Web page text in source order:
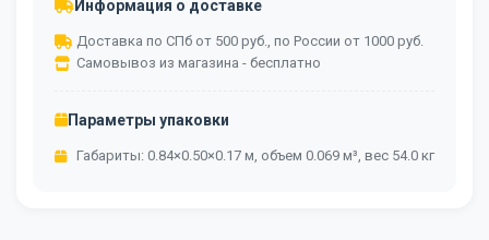
Информация о доставке
Доставка по СПб от 500 руб., по России от 1000 руб.
Самовывоз из магазина - бесплатно
Параметры упаковки
Габариты: 0.84×0.50×0.17 м, объем 0.069 м³, вес 54.0 кг